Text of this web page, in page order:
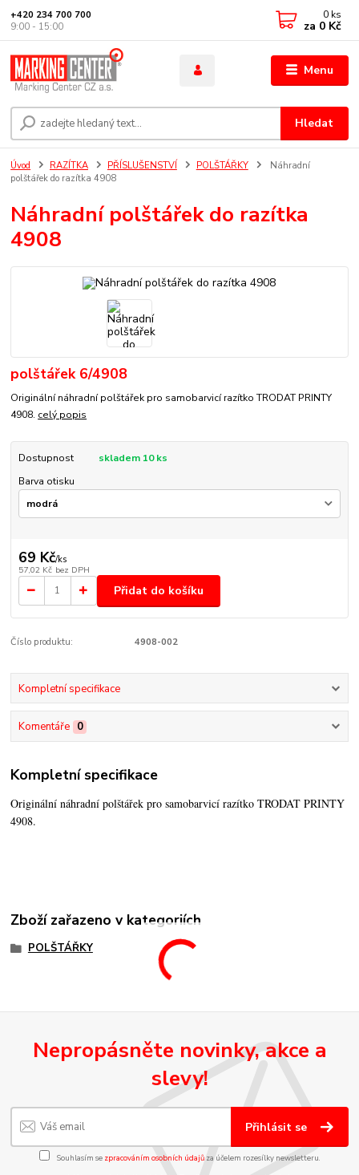
Menu
Hledat
+420 234 700 700
9:00 - 15:00
0 ks
za 0 Kč
Úvod RAZÍTKA PŘÍSLUŠENSTVÍ POLŠTÁŘKY
Náhradní
polštářek do razítka 4908
Náhradní polštářek do razítka
4908
polštářek 6/4908
Originální náhradní polštářek pro samobarvicí razítko TRODAT PRINTY
4908. celý popis
Dostupnost
skladem 10 ks
Barva otisku
69 Kč/ks
57,02 Kč bez DPH
Přidat do košíku
Číslo produktu: 4908-002
Kompletní specifikace
Komentáře 0
Kompletní specifikace
Originální náhradní polštářek pro samobarvicí razítko TRODAT PRINTY
4908.
Zboží zařazeno v kategoriích
POLŠTÁŘKY
Nepropásněte novinky, akce a
slevy!
Přihlásit se
Souhlasím se zpracováním osobních údajůza účelem rozesílky newsletteru.